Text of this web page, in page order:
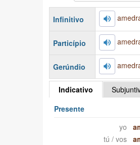
Infinitivo
Particípio
Gerúndio
Indicativo
Presente
yo
tú / vos